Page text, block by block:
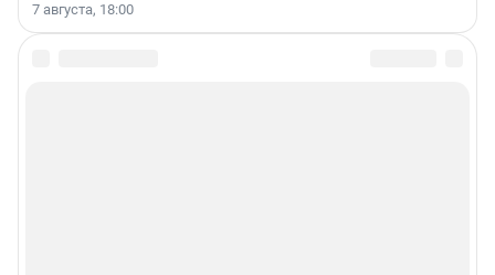
7 августа, 18:00